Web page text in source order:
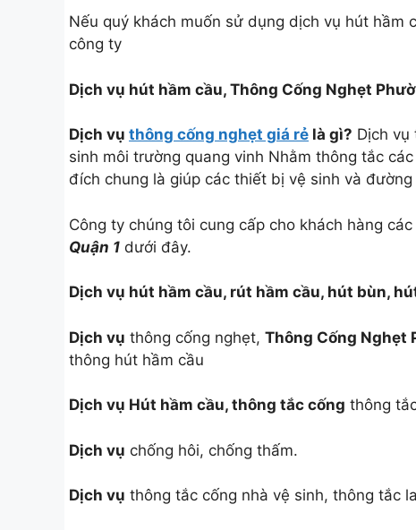
Nếu quý khách muốn sử dụng dịch vụ hút hầm
công ty
Dịch vụ hút hầm cầu, Thông Cống Nghẹt
Dịch vụ thông cống nghẹt giá rẻ là gì? Dịch vụ
sinh môi trường quang vinh Nhằm thông tắc
đích chung là giúp các thiết bị vệ sinh và
Công ty chúng tôi cung cấp cho khách hàng các
Quận 1 dưới đây.
Dịch vụ hút hầm cầu, rút hầm cầu, hút bùn,
Dịch vụ thông cống nghẹt, Thông Cống Nghẹt
thông hút hầm cầu
Dịch vụ Hút hầm cầu, thông tắc cống thông
Dịch vụ chống hôi, chống thấm.
Dịch vụ thông tắc cống nhà vệ sinh, thông tắc